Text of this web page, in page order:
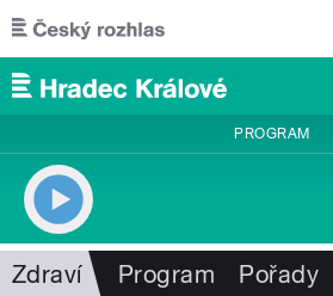
Přejít k hlavnímu obsahu
PROGRAM
Zdraví Program Pořady